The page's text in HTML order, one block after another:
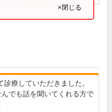
×閉じる
療していただきました。
でも話を聞いてくれる方で